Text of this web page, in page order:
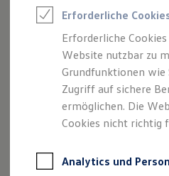
Digitaler Marktplatz
Kauf & Finanzierung
Online-
Aktionen & Angebote
E-Auto-
Für Privatkunden
Für
Profi Paket
TopDeal
Zertifizierte
Impressum
Datenschutzerklärung
Impressum
An der Windmühle 3
01917 Kamenz
Erforderliche
Erforderliche
Website nutzbar zu
Grundfunktionen wie
Zugriff auf sichere
ermöglichen. Die
Cookies nicht richtig
Analytics und